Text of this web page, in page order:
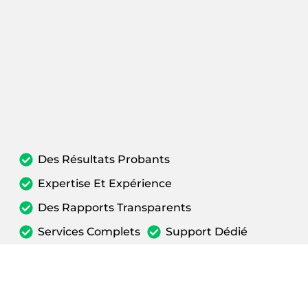
Des Résultats Probants
Expertise Et Expérience
Des Rapports Transparents
Services Complets
Support Dédié